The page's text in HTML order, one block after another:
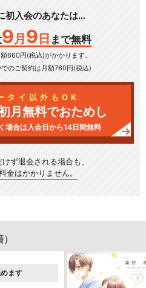
初入会のあなたは…
9 月 9 日 まで無料
660円(税込)がかかります。
でのご契約は月額760円(税込)
タイ以外もOK
月無料でおためし
場合は入会日から14日間無料
けず退会される場合も、
金はかかりません。
ます